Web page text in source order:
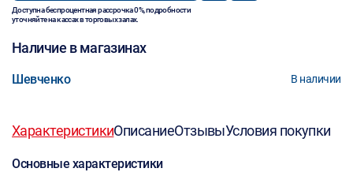
Доступна беспроцентная рассрочка 0%, подробности
уточняйте на кассах в торговых залах.
Наличие в магазинах
Шевченко В наличии
ХарактеристикиОписаниеОтзывыУсловия покупки
Основные характеристики